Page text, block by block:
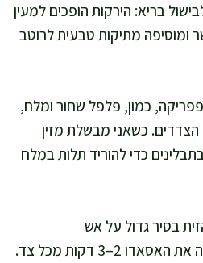
בריא: הירקות הופכים למעין
מתיקות טבעית לרוטב
כמון, פלפל שחור ומלח,
כשאני מבשלת מזין
כדי להוריד תלות במלח
בסיר גדול על אש
בינונית-גבוהה ומשחימה את האסאדו 2–3 דקות מכל צד.